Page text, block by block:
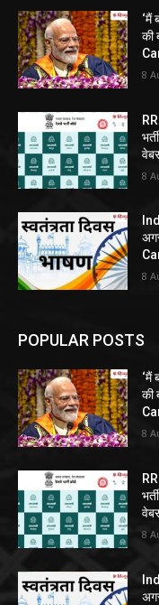
‘मैं
की
8
8
8
POPULAR POSTS
‘मैं
की
8
8